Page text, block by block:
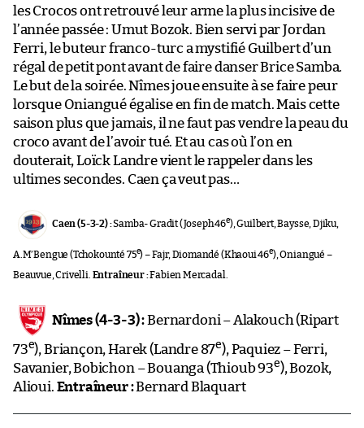
les Crocos ont retrouvé leur arme la plus incisive de
l’année passée : Umut Bozok. Bien servi par Jordan
Ferri, le buteur franco-turc a mystifié Guilbert d’un
régal de petit pont avant de faire danser Brice Samba.
Le but de la soirée. Nîmes joue ensuite à se faire peur
lorsque Oniangué égalise en fin de match. Mais cette
saison plus que jamais, il ne faut pas vendre la peau du
croco avant de l’avoir tué. Et au cas où l’on en
douterait, Loïck Landre vient le rappeler dans les
ultimes secondes. Caen ça veut pas…
Caen (5-3-2) :Samba- Gradit (Joseph 46e), Guilbert, Baysse, Djiku,
A.M’Bengue (Tchokounté 75e) – Fajr, Diomandé (Khaoui 46e), Oniangué –
Beauvue, Crivelli. Entraîneur :Fabien Mercadal.
Nîmes (4-3-3) :Bernardoni – Alakouch (Ripart
73e), Briançon, Harek (Landre 87e), Paquiez – Ferri,
Savanier, Bobichon – Bouanga (Thioub 93e), Bozok,
Alioui. Entraîneur :Bernard Blaquart